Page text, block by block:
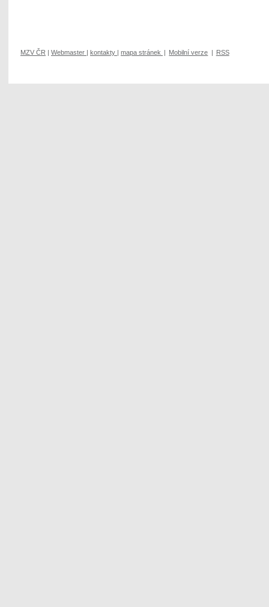
MZV ČR | Webmaster | kontakty | mapa stránek | Mobilní verze | RSS